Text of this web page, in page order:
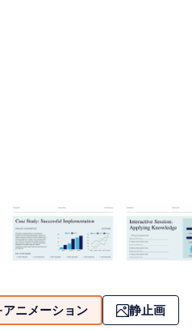
アニメーション 静止画